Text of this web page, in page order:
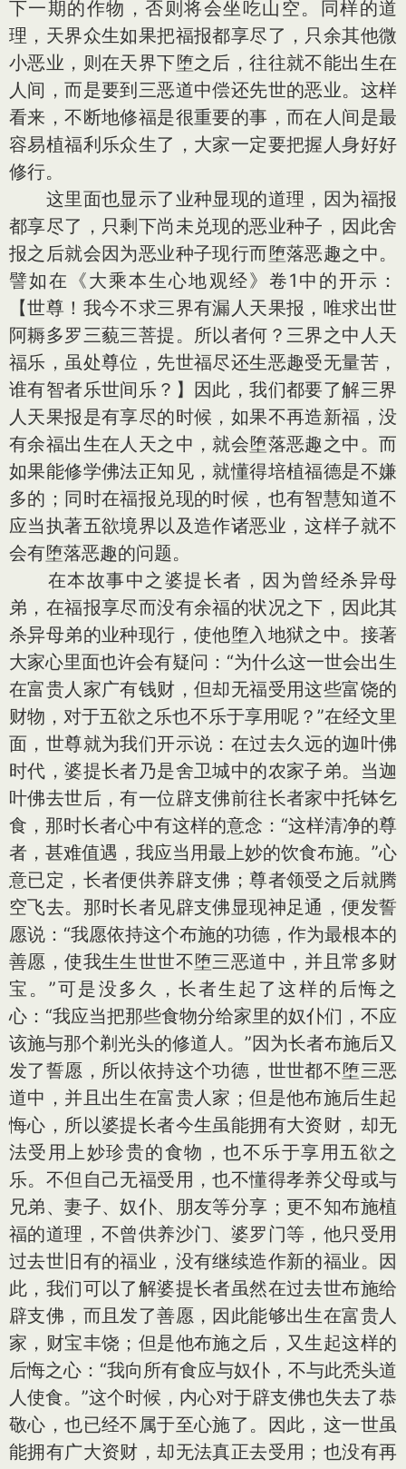
下一期的作物，否则将会坐吃山空。同样的道
理，天界众生如果把福报都享尽了，只余其他微
小恶业，则在天界下堕之后，往往就不能出生在
人间，而是要到三恶道中偿还先世的恶业。这样
看来，不断地修福是很重要的事，而在人间是最
容易植福利乐众生了，大家一定要把握人身好好
修行。
这里面也显示了业种显现的道理，因为福报
都享尽了，只剩下尚未兑现的恶业种子，因此舍
报之后就会因为恶业种子现行而堕落恶趣之中。
譬如在《大乘本生心地观经》卷1中的开示：
【世尊！我今不求三界有漏人天果报，唯求出世
阿耨多罗三藐三菩提。所以者何？三界之中人天
福乐，虽处尊位，先世福尽还生恶趣受无量苦，
谁有智者乐世间乐？】因此，我们都要了解三界
人天果报是有享尽的时候，如果不再造新福，没
有余福出生在人天之中，就会堕落恶趣之中。而
如果能修学佛法正知见，就懂得培植福德是不嫌
多的；同时在福报兑现的时候，也有智慧知道不
应当执著五欲境界以及造作诸恶业，这样子就不
会有堕落恶趣的问题。
在本故事中之婆提长者，因为曾经杀异母
弟，在福报享尽而没有余福的状况之下，因此其
杀异母弟的业种现行，使他堕入地狱之中。接著
大家心里面也许会有疑问：“为什么这一世会出生
在富贵人家广有钱财，但却无福受用这些富饶的
财物，对于五欲之乐也不乐于享用呢？”在经文里
面，世尊就为我们开示说：在过去久远的迦叶佛
时代，婆提长者乃是舍卫城中的农家子弟。当迦
叶佛去世后，有一位辟支佛前往长者家中托钵乞
食，那时长者心中有这样的意念：“这样清净的尊
者，甚难值遇，我应当用最上妙的饮食布施。”心
意已定，长者便供养辟支佛；尊者领受之后就腾
空飞去。那时长者见辟支佛显现神足通，便发誓
愿说：“我愿依持这个布施的功德，作为最根本的
善愿，使我生生世世不堕三恶道中，并且常多财
宝。”可是没多久，长者生起了这样的后悔之
心：“我应当把那些食物分给家里的奴仆们，不应
该施与那个剃光头的修道人。”因为长者布施后又
发了誓愿，所以依持这个功德，世世都不堕三恶
道中，并且出生在富贵人家；但是他布施后生起
悔心，所以婆提长者今生虽能拥有大资财，却无
法受用上妙珍贵的食物，也不乐于享用五欲之
乐。不但自己无福受用，也不懂得孝养父母或与
兄弟、妻子、奴仆、朋友等分享；更不知布施植
福的道理，不曾供养沙门、婆罗门等，他只受用
过去世旧有的福业，没有继续造作新的福业。因
此，我们可以了解婆提长者虽然在过去世布施给
辟支佛，而且发了善愿，因此能够出生在富贵人
家，财宝丰饶；但是他布施之后，又生起这样的
后悔之心：“我向所有食应与奴仆，不与此秃头道
人使食。”这个时候，内心对于辟支佛也失去了恭
敬心，也已经不属于至心施了。因此，这一世虽
能拥有广大资财，却无法真正去受用；也没有再